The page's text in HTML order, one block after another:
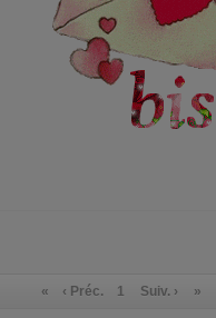
« ‹ Préc. 1 Suiv. › »